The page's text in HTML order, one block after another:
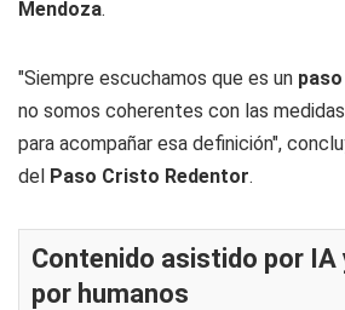
Mendoza.
"Siempre escuchamos que es un
no somos coherentes con las
para acompañar esa definición",
del Paso Cristo Redentor.
Contenido asistido por IA
por humanos